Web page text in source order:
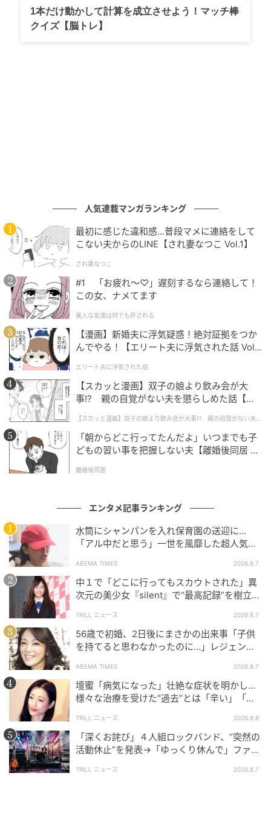
ファンクラブ開設にあたり、さくらプロダクションは
「原作40周年という節目に、これまで作品を愛してく
ライターコメント
昭和から平成、そして令和へと、世代を超えて愛され
続けるさくらももこ作品。原作40周年という記念すべ
き年に、ついにファンの「実家」とも呼べるような温
かな場所が誕生しました。単なる特典の提供にとどま
らず、「日常を豊かにする」というコンセプトが、い
かにもさくら先生らしい優しさに溢れています。特に
「豆本サイズ」の特典は、先生が愛した小さな宝物の
ような雰囲気を感じさせ、ファンにとってはたまらな
い贈り物になることでしょう。
元記事で読む
Number_i平野紫耀「液体ムヒ」新CM解禁！
白Tシャツでの爽やかな笑顔に「夏が近い」と
ファン歓喜
の記事をもっとみる
1本だけ動かして計算を成立させよう！マッチ棒
クイズ【脳トレ】
人気連載マンガランキング
最初に感じた違和感…普段マメに連絡をして
こない夫からのLINE【され妻なつこ Vol.1】
され妻なつこ
#1 「お疲れ〜♡」遅刻するなら連絡して！
この女、ナメてます
美人な友達は何でも許される
【漫画】新婚夫に浮気疑惑！絶対証拠をつか
んでやる！【エリート夫に浮気された話 Vol.
エリート夫に浮気された話
【スカッと漫画】双子の娘より飲み会が大
事!? 親の自覚がない夫を懲らしめた話【第1
【スカッと漫画】双子の娘より飲み会が大事!? 親の自覚がない夫を
懲らしめた話
「朝からどこ行ってたんだよ」いつまでも子
どもの習い事を把握しない夫【離婚後同居 Vo
離婚後同居
エンタメ記事ランキング
水筒にシャンパンを入れ保育園の送迎に…
「アル中だと思う」一世を風靡した超人気タ
ABEMA TIMES 2026.8.7
中１で「どこに行ってもスカウトされた」異
次元の美少女『silent』で“最高記録”を樹立し
TRILL ニュース 2026.8.7
56歳で初婚、2日後にまさかの出来事「子供
を持てると思わなかったのに…」レジェンド
ABEMA TIMES 2026.8.7
壇蜜「病気になった」壮絶な症状を明かし…
様々な治療を受けた“過去”とは「辛い」「苦
TRILL ニュース 2026.8.8
「深くお詫び」４人組ロックバンド、“突然の
活動休止”を発表→「ゆっくり休んで」ファン
TRILL ニュース 2026.8.7